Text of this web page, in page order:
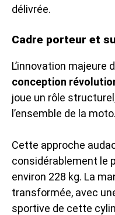
délivrée.
Cadre porteur et
L’innovation majeure
conception
joue un rôle
l’ensemble de la moto.
Cette approche
considérablement le
environ 228 kg. La
transformée, avec
sportive de cette